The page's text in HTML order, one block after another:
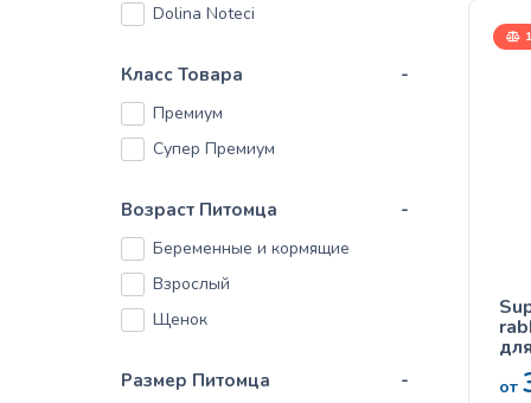
Dolina Noteci
Класс Товара -
Премиум
Супер Премиум
Возраст Питомца -
Беременные и кормящие
Взрослый
Щенок
Размер Питомца - от